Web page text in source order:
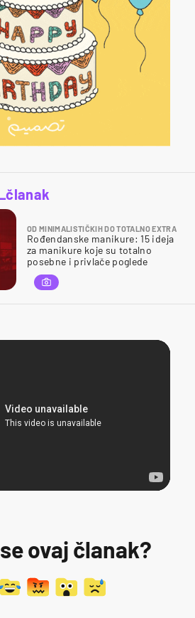
OD MINIMALISTIČKIH DO TOTALNO EXTRA
Rođendanske manikure: 15 ideja
za manikure koje su totalno
posebne i privlače poglede
ovaj članak?